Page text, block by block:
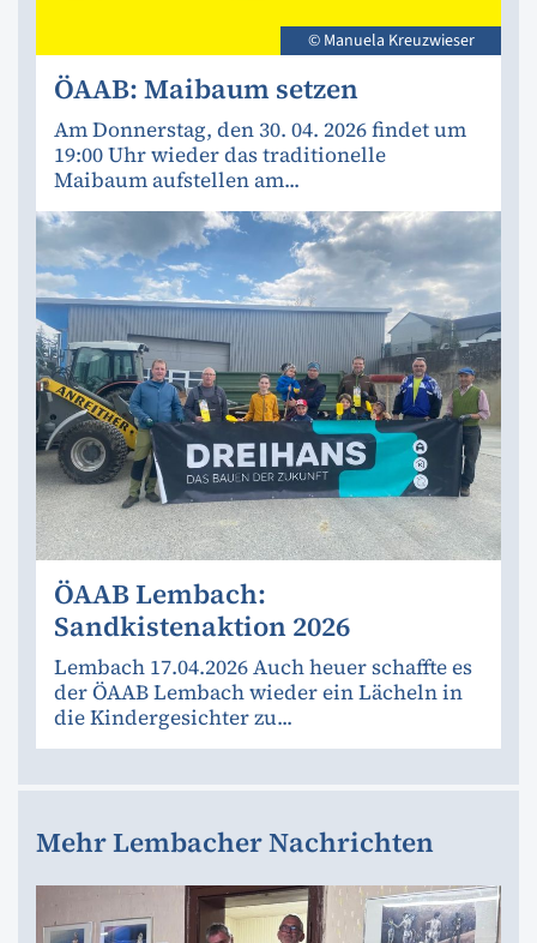
© Manuela Kreuzwieser
ÖAAB: Maibaum setzen
Am Donnerstag, den 30. 04. 2026 findet um
19:00 Uhr wieder das traditionelle
Maibaum aufstellen am...
ÖAAB Lembach:
Sandkistenaktion 2026
Lembach 17.04.2026 Auch heuer schaffte es
der ÖAAB Lembach wieder ein Lächeln in
die Kindergesichter zu...
Mehr Lembacher Nachrichten